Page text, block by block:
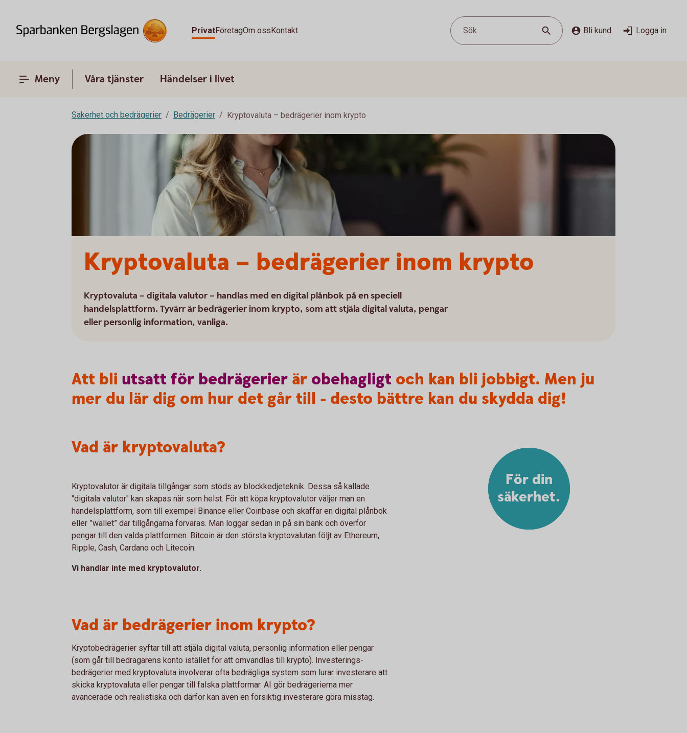
PrivatFöretagOm ossKontakt Sök Bli kund Logga in
Meny Våra tjänster Händelser i livet
Säkerhet och bedrägerier Bedrägerier Kryptovaluta – bedrägerier inom krypto
Kryptovaluta – bedrägerier inom krypto
Kryptovaluta – digitala valutor – handlas med en digital plånbok på en speciell
handelsplattform. Tyvärr är bedrägerier inom krypto, som att stjäla digital valuta, pengar
eller personlig information, vanliga.
Att bli utsattför bedrägerier är obehagligt och kan bli jobbigt. Men ju
mer du lär dig om hur det går till - desto bättre kan du skydda dig!
Vad är kryptovaluta?
Kryptovalutor är digitala tillgångar som stöds av blockkedjeteknik. Dessa så kallade
"digitala valutor" kan skapas när som helst. För att köpa kryptovalutor väljer man en
handelsplattform, som till exempel Binance eller Coinbase och skaffar en digital plånbok
eller ”wallet” där tillgångarna förvaras. Man loggar sedan in på sin bank och överför
pengar till den valda plattformen. Bitcoin är den största kryptovalutan följt av Ethereum,
Ripple, Cash, Cardano och Litecoin.
Vi handlar inte med kryptovalutor.
För din
säkerhet.
Vad är bedrägerier inom krypto?
Krypto­bedrägerier syftar till att stjäla digital valuta, personlig information eller pengar
(som går till bedragarens konto istället för att omvandlas till krypto). Investerings­
bedrägerier med krypto­valuta involverar ofta bedrägliga system som lurar investerare att
skicka krypto­valuta eller pengar till falska plattformar. AI gör bedrägerierna mer
avancerade och realistiska och därför kan även en försiktig investerare göra misstag.